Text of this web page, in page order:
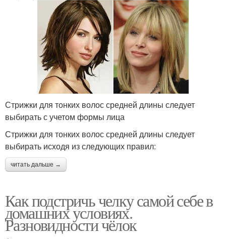
Стрижки для тонких волос средней длины следует
выбирать с учетом формы лица
Стрижки для тонких волос средней длины следует
выбирать исходя из следующих правил:
читать дальше →
Как подстричь челку самой себе в
домашних условиях.
Разновидности чёлок